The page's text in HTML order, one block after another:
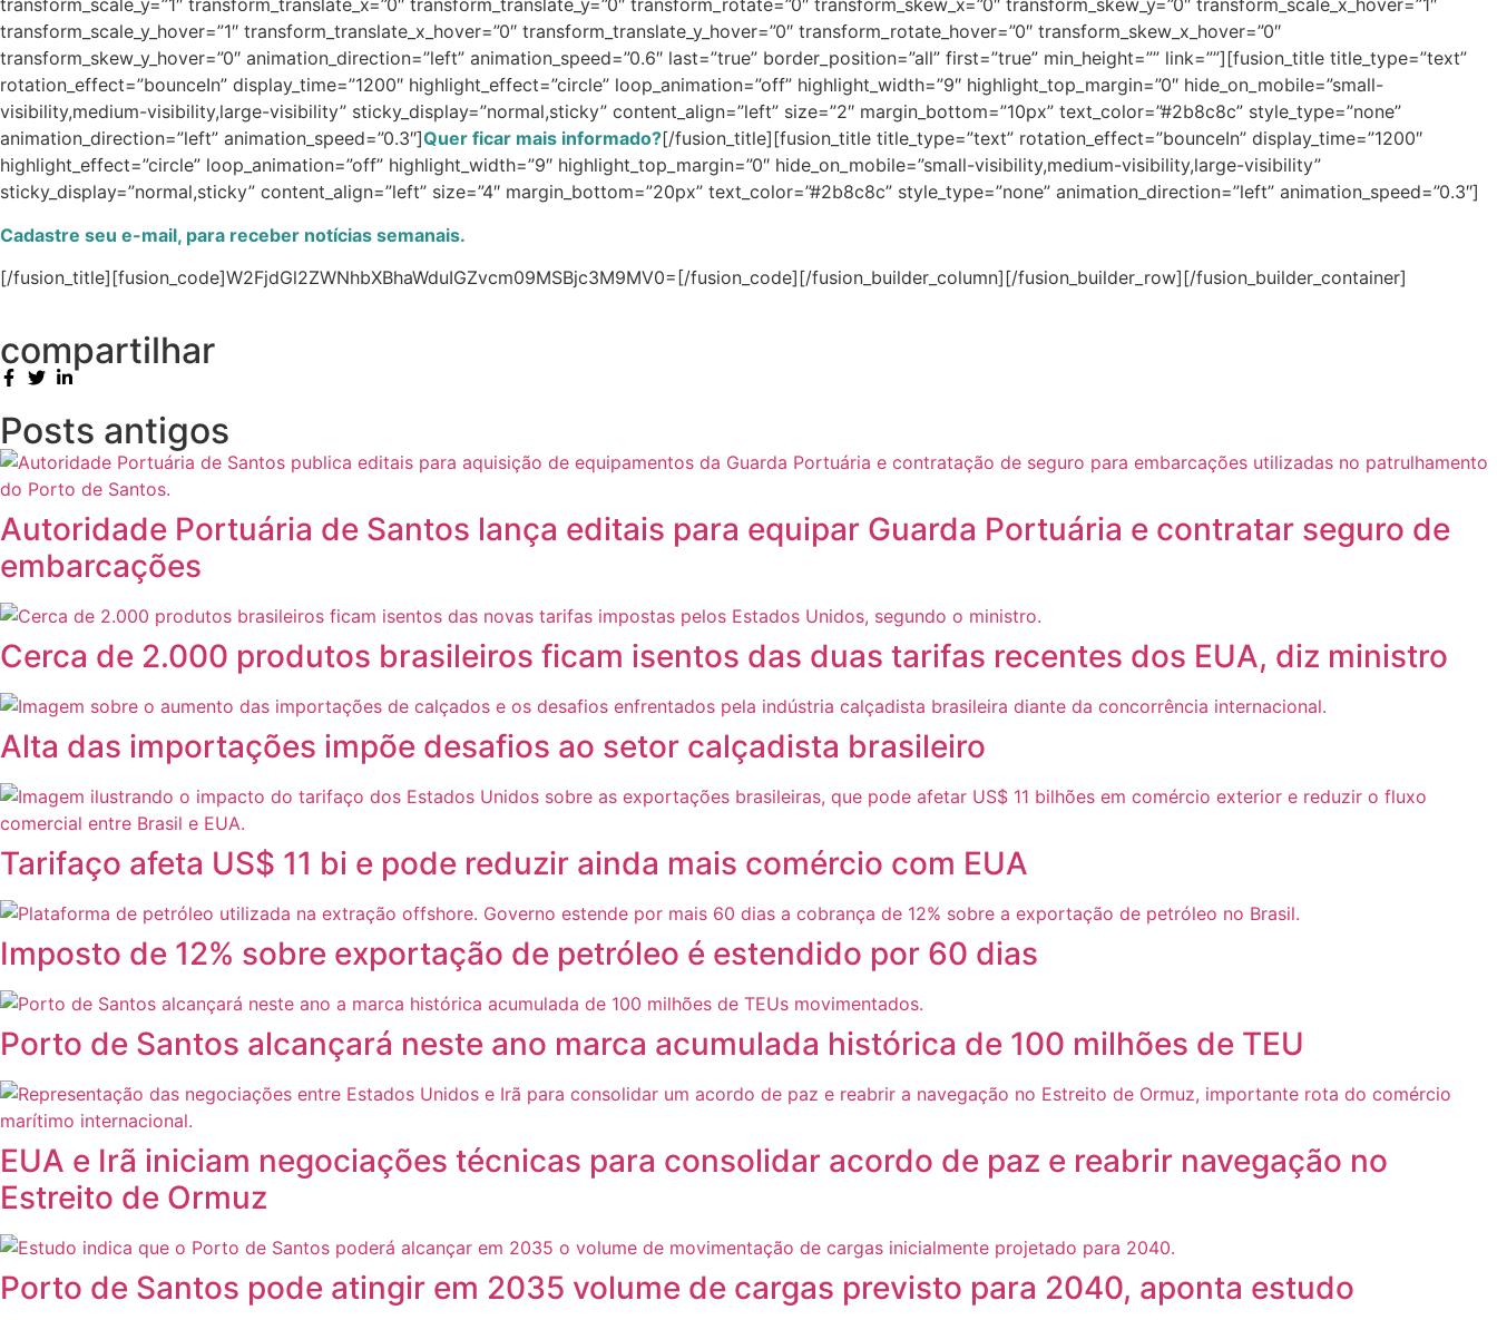
transform_scale_y=”1″ transform_translate_x=”0″ transform_translate_y=”0″ transform_rotate=”0″ transform_skew_x=”0″ transform_skew_y=”0″ transform_scale_x_hover=”1″
transform_scale_y_hover=”1″ transform_translate_x_hover=”0″ transform_translate_y_hover=”0″ transform_rotate_hover=”0″ transform_skew_x_hover=”0″
transform_skew_y_hover=”0″ animation_direction=”left” animation_speed=”0.6″ last=”true” border_position=”all” first=”true” min_height=”” link=””][fusion_title title_type=”text”
rotation_effect=”bounceIn” display_time=”1200″ highlight_effect=”circle” loop_animation=”off” highlight_width=”9″ highlight_top_margin=”0″ hide_on_mobile=”small-
visibility,medium-visibility,large-visibility” sticky_display=”normal,sticky” content_align=”left” size=”2″ margin_bottom=”10px” text_color=”#2b8c8c” style_type=”none”
animation_direction=”left” animation_speed=”0.3″]Quer ficar mais informado?[/fusion_title][fusion_title title_type=”text” rotation_effect=”bounceIn” display_time=”1200″
highlight_effect=”circle” loop_animation=”off” highlight_width=”9″ highlight_top_margin=”0″ hide_on_mobile=”small-visibility,medium-visibility,large-visibility”
sticky_display=”normal,sticky” content_align=”left” size=”4″ margin_bottom=”20px” text_color=”#2b8c8c” style_type=”none” animation_direction=”left” animation_speed=”0.3″]
Cadastre seu e-mail, para receber notícias semanais.
[/fusion_title][fusion_code]W2FjdGl2ZWNhbXBhaWduIGZvcm09MSBjc3M9MV0=[/fusion_code][/fusion_builder_column][/fusion_builder_row][/fusion_builder_container]
compartilhar
Posts antigos
Autoridade Portuária de Santos lança editais para equipar Guarda Portuária e contratar seguro de
embarcações
Cerca de 2.000 produtos brasileiros ficam isentos das duas tarifas recentes dos EUA, diz ministro
Alta das importações impõe desafios ao setor calçadista brasileiro
Tarifaço afeta US$ 11 bi e pode reduzir ainda mais comércio com EUA
Imposto de 12% sobre exportação de petróleo é estendido por 60 dias
Porto de Santos alcançará neste ano marca acumulada histórica de 100 milhões de TEU
EUA e Irã iniciam negociações técnicas para consolidar acordo de paz e reabrir navegação no
Estreito de Ormuz
Porto de Santos pode atingir em 2035 volume de cargas previsto para 2040, aponta estudo